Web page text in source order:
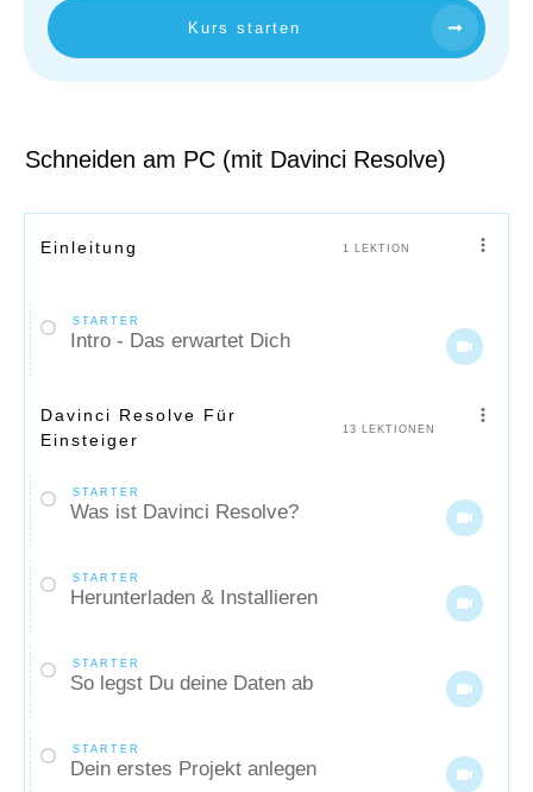
Kurs starten
Schneiden am PC (mit Davinci Resolve)
Einleitung 1 LEKTION
STARTER
Intro - Das erwartet Dich
Davinci Resolve Für
Einsteiger
13 LEKTIONEN
STARTER
Was ist Davinci Resolve?
STARTER
Herunterladen & Installieren
STARTER
So legst Du deine Daten ab
STARTER
Dein erstes Projekt anlegen